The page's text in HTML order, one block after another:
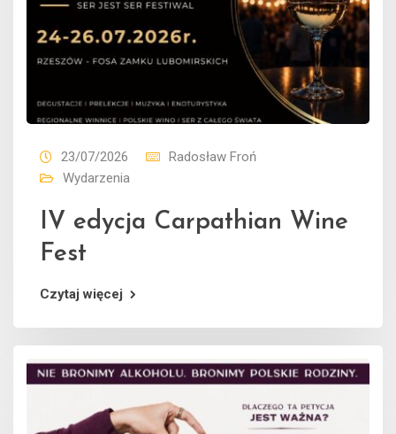
23/07/2026
Radosław Froń
Wydarzenia
IV edycja Carpathian Wine
Fest
Czytaj więcej